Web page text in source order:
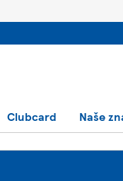
Clubcard Naše